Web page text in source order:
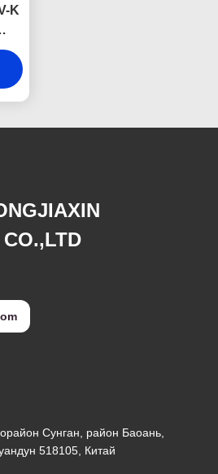
K
Сунган, район Баоань,
518105, Китай